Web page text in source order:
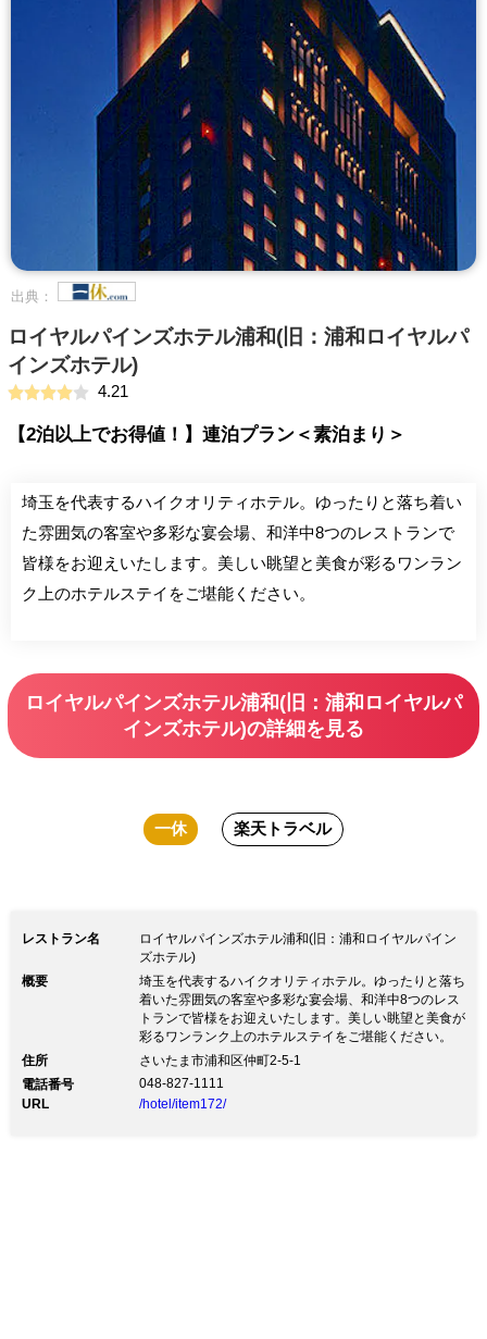
出典：
ロイヤルパインズホテル浦和(旧：浦和ロイヤルパ
インズホテル)
4.21
【2泊以上でお得値！】連泊プラン＜素泊まり＞
埼玉を代表するハイクオリティホテル。ゆったりと落ち着い
た雰囲気の客室や多彩な宴会場、和洋中8つのレストランで
皆様をお迎えいたします。美しい眺望と美食が彩るワンラン
ク上のホテルステイをご堪能ください。
ロイヤルパインズホテル浦和(旧：浦和ロイヤルパ
インズホテル)の詳細を見る
一休 楽天トラベル
レストラン名
ロイヤルパインズホテル浦和(旧：浦和ロイヤルパイン
ズホテル)
概要
埼玉を代表するハイクオリティホテル。ゆったりと落ち
着いた雰囲気の客室や多彩な宴会場、和洋中8つのレス
トランで皆様をお迎えいたします。美しい眺望と美食が
彩るワンランク上のホテルステイをご堪能ください。
住所
さいたま市浦和区仲町2-5-1
電話番号
048-827-1111
URL
/hotel/item172/